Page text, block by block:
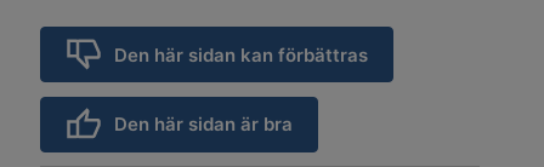
Den här sidan kan förbättras
Den här sidan är bra